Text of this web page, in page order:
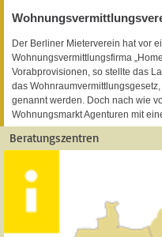
Der Berliner Mieterverein hat vor
Wohnungsvermittlungsfirma
Vorabprovisionen, so stellte das
das
genannt werden. Doch nach wie
Wohnungsmarkt Agenturen mit
Beratungszentren